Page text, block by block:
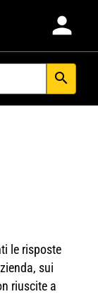
person
search
le risposte
sui
riuscite a